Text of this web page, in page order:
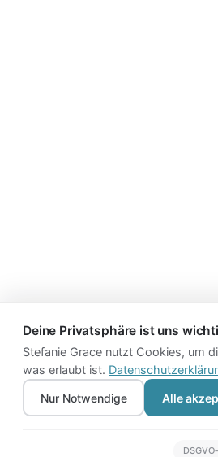
Deine Privatsphäre ist uns
Stefanie Grace nutzt Cookies, um
was erlaubt ist.
Nur Notwendige Alle